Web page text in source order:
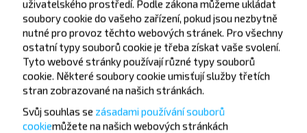
Chcete cestovat
levněji?
uživatelského prostředí. Podle zákona můžeme ukládat
soubory cookie do vašeho zařízení, pokud jsou nezbytně
nutné pro provoz těchto webových stránek. Pro všechny
ostatní typy souborů cookie je třeba získat vaše svolení.
Tyto webové stránky používají různé typy souborů
cookie. Některé soubory cookie umisťují služby třetích
stran zobrazované na našich stránkách.
Svůj souhlas se zásadami používání souborů
cookiemůžete na našich webových stránkách